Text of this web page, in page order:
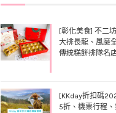
[彰化美食] 不二
大排長龍、風靡
傳統糕餅排隊名
[KKday折扣碼
5折、機票行程